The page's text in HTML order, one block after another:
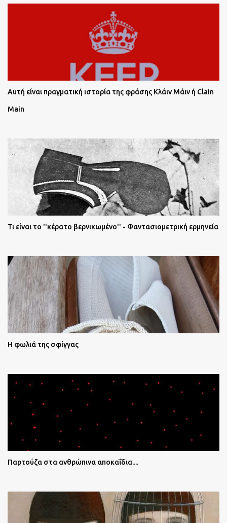
Αυτή είναι πραγματική ιστορία της φράσης Κλάιν Μάιν ή Clain
Main
Τι είναι το ''κέρατο βερνικωμένο'' - Φαντασιομετρική ερμηνεία
Η φωλιά της σφίγγας
Παρτούζα στα ανθρώπινα αποκαΐδια....